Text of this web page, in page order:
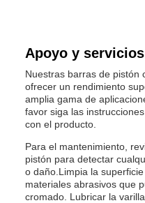
Apoyo y
Nuestras barras de pistón
ofrecer un rendimiento
amplia gama de
favor siga las
con el producto.
Para el mantenimiento,
pistón para detectar
o daño.Limpia la
materiales abrasivos que
cromado. Lubricar la